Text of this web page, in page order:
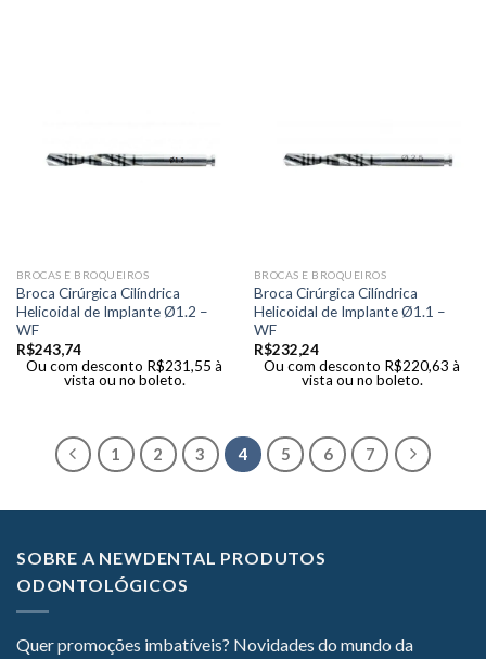
BROCAS E BROQUEIROS
Broca Cirúrgica Cilíndrica
Helicoidal de Implante Ø1.2 –
WF
R$243,74
Ou com desconto R$231,55 à
vista ou no boleto.
BROCAS E BROQUEIROS
Broca Cirúrgica Cilíndrica
Helicoidal de Implante Ø1.1 –
WF
R$232,24
Ou com desconto R$220,63 à
vista ou no boleto.
1 2 3 4 5 6 7
SOBRE A NEWDENTAL PRODUTOS
ODONTOLÓGICOS
Quer promoções imbatíveis? Novidades do mundo da